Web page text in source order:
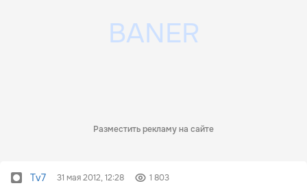
Разместить рекламу на сайте
Tv7 31 мая 2012, 12:28 1 803